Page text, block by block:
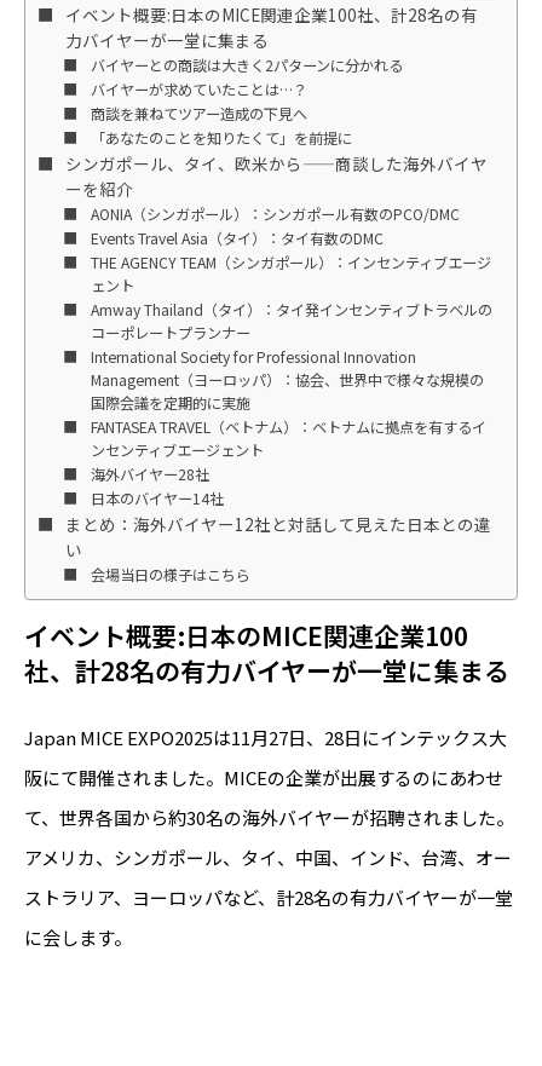
イベント概要:日本のMICE関連企業100社、計28名の有
力バイヤーが一堂に集まる
バイヤーとの商談は大きく2パターンに分かれる
バイヤーが求めていたことは…？
商談を兼ねてツアー造成の下見へ
「あなたのことを知りたくて」を前提に
シンガポール、タイ、欧米から——商談した海外バイヤ
ーを紹介
AONIA（シンガポール）：シンガポール有数のPCO/DMC
Events Travel Asia（タイ）：タイ有数のDMC
THE AGENCY TEAM（シンガポール）：インセンティブエージ
ェント
Amway Thailand（タイ）：タイ発インセンティブトラベルの
コーポレートプランナー
International Society for Professional Innovation
Management（ヨーロッパ）：協会、世界中で様々な規模の
国際会議を定期的に実施
FANTASEA TRAVEL（ベトナム）：ベトナムに拠点を有するイ
ンセンティブエージェント
海外バイヤー28社
日本のバイヤー14社
まとめ：海外バイヤー12社と対話して見えた日本との違
い
会場当日の様子はこちら
イベント概要:日本のMICE関連企業100
社、計28名の有力バイヤーが一堂に集まる
Japan MICE EXPO2025は11月27日、28日にインテックス大
阪にて開催されました。MICEの企業が出展するのにあわせ
て、世界各国から約30名の海外バイヤーが招聘されました。
アメリカ、シンガポール、タイ、中国、インド、台湾、オー
ストラリア、ヨーロッパなど、計28名の有力バイヤーが一堂
に会します。